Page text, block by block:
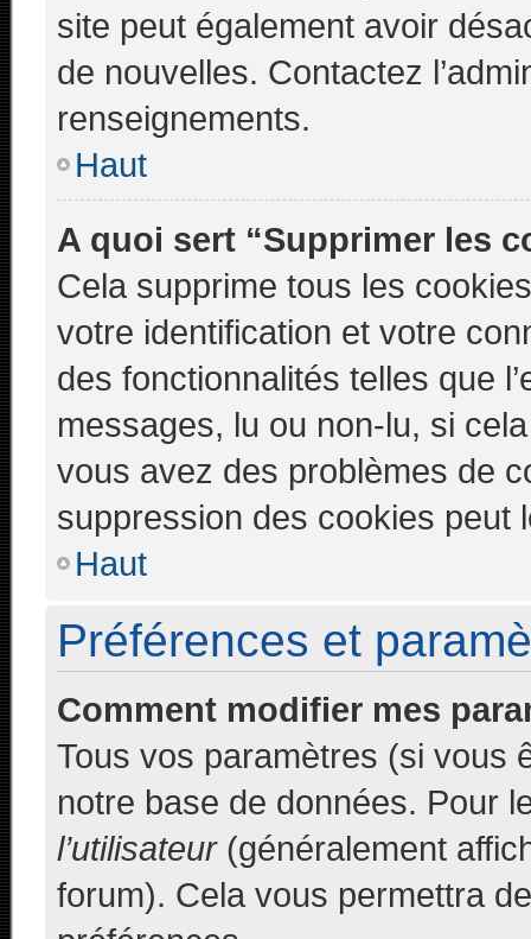
site peut également avoir
de nouvelles. Contactez
renseignements.
Haut
A quoi sert “Supprimer les
Cela supprime tous les
votre identification et votre
des fonctionnalités telles que
messages, lu ou non-lu, si
vous avez des problèmes de
suppression des cookies peut
Haut
Préférences et
Comment modifier mes
Tous vos paramètres (si vous
notre base de données. Pour
l’utilisateur(généralement
forum). Cela vous permettra